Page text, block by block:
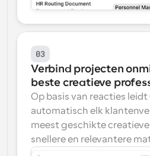
03
Verbind projecten
beste creatieve
Op basis van reacties leidt
automatisch elk
meest geschikte
snellere en relevantere